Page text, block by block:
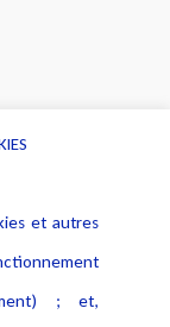
et autres
; et,